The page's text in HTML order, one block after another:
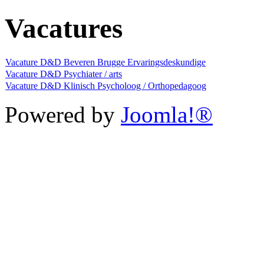
Vacatures
Vacature D&D Beveren Brugge Ervaringsdeskundige
Vacature D&D Psychiater / arts
Vacature D&D Klinisch Psycholoog / Orthopedagoog
Powered by Joomla!®